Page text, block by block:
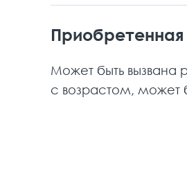
Приобретенная
Может быть вызвана
с возрастом, может